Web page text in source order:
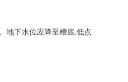
地下水位应降至槽底.低点